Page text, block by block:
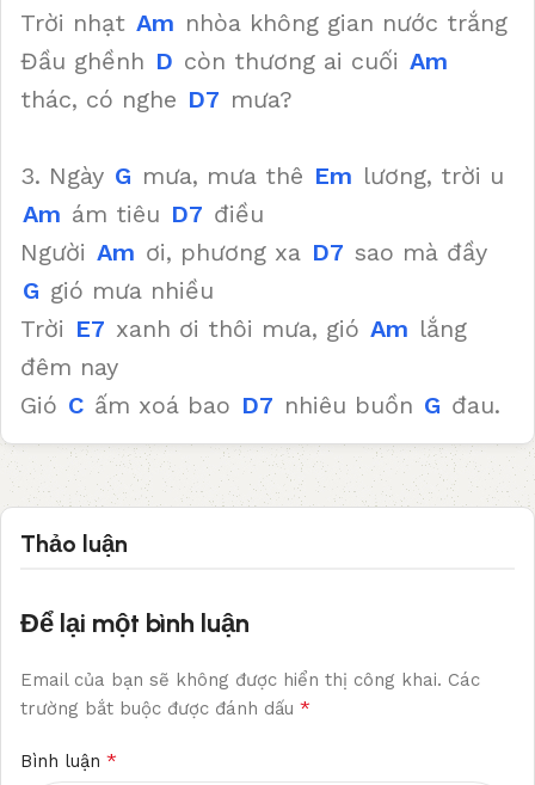
Trời nhạt Am nhòa không gian nước trắng
Đầu ghềnh D còn thương ai cuối Am
thác, có nghe D7 mưa?
3. Ngày G mưa, mưa thê Em lương, trời u
Am ám tiêu D7 điều
Người Am ơi, phương xa D7 sao mà đầy
G gió mưa nhiều
Trời E7 xanh ơi thôi mưa, gió Am lắng
đêm nay
Gió C ấm xoá bao D7 nhiêu buồn G đau.
Thảo luận
Để lại một bình luận
Email của bạn sẽ không được hiển thị công khai. Các
trường bắt buộc được đánh dấu *
Bình luận *